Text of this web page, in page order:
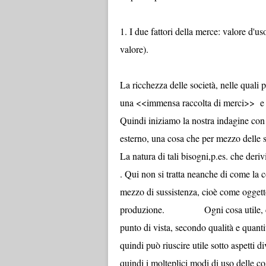
1. I due fattori della merce: valore
La ricchezza delle società, nelle quali
una <<immensa raccolta di merci>> e
Quindi iniziamo la nostra indagine
esterno, una cosa che per mezzo
La natura di tali bisogni,p.es. che
. Qui non si tratta neanche di come la
mezzo di sussistenza, cioè come
produzione. Ogni cosa utile,
punto di vista, secondo qualità e
quindi può riuscire utile sotto aspetti
quindi i molteplici modi di uso delle